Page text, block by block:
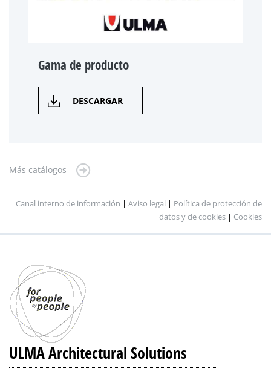
Gama de producto
DESCARGAR
Más catálogos
Canal interno de información | Aviso legal | Política de protección de
datos y de cookies | Cookies
ULMA Architectural Solutions